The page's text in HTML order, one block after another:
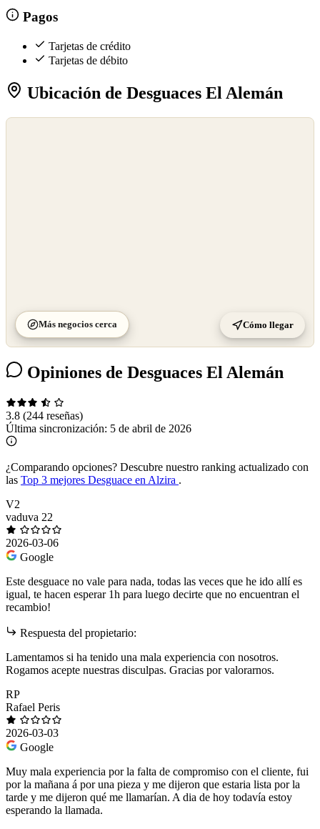
Pagos
Tarjetas de crédito
Tarjetas de débito
Ubicación de Desguaces El Alemán
Más negocios cerca Cómo llegar
Opiniones de Desguaces El Alemán
3.8 (244 reseñas)
Última sincronización: 5 de abril de 2026
¿Comparando opciones? Descubre nuestro ranking actualizado con
las Top 3 mejores Desguace en Alzira .
V2
vaduva 22
2026-03-06
Google
Este desguace no vale para nada, todas las veces que he ido allí es
igual, te hacen esperar 1h para luego decirte que no encuentran el
recambio!
Respuesta del propietario:
Lamentamos si ha tenido una mala experiencia con nosotros.
Rogamos acepte nuestras disculpas. Gracias por valorarnos.
RP
Rafael Peris
2026-03-03
Google
Muy mala experiencia por la falta de compromiso con el cliente, fui
por la mañana á por una pieza y me dijeron que estaria lista por la
tarde y me dijeron qué me llamarían. A dia de hoy todavía estoy
esperando la llamada.